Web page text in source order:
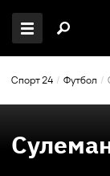
Спорт 24 Футбол